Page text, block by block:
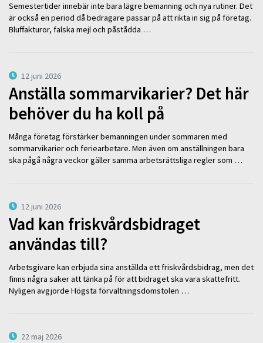
Semestertider innebär inte bara lägre bemanning och nya rutiner. Det
är också en period då bedragare passar på att rikta in sig på företag.
Bluffakturor, falska mejl och påstådda …
12 juni 2026
Anställa sommarvikarier? Det här
behöver du ha koll på
Många företag förstärker bemanningen under sommaren med
sommarvikarier och feriearbetare. Men även om anställningen bara
ska pågå några veckor gäller samma arbetsrättsliga regler som …
12 juni 2026
Vad kan friskvårdsbidraget
användas till?
Arbetsgivare kan erbjuda sina anställda ett friskvårdsbidrag, men det
finns några saker att tänka på för att bidraget ska vara skattefritt.
Nyligen avgjorde Högsta förvaltningsdomstolen …
22 maj 2026